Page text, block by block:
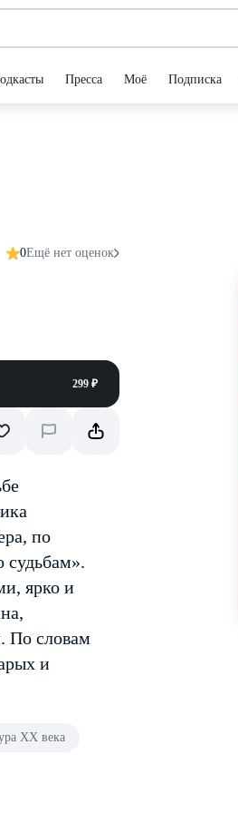
Пресса Моё Подписка
0Ещё нет оценок
299 ₽
по
судьбам».
ярко и
По словам
и
XX века